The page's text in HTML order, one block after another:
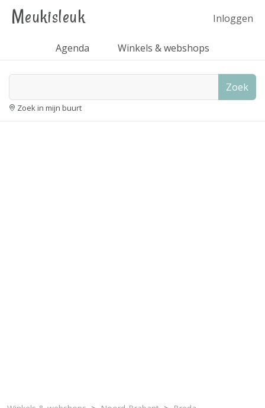
Meukisleuk Inloggen
Agenda Winkels & webshops
Zoek
Zoek in mijn buurt